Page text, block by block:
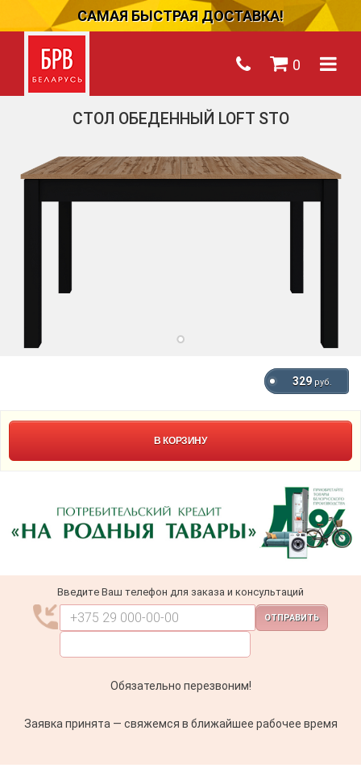
САМАЯ БЫСТРАЯ ДОСТАВКА!
0
СТОЛ ОБЕДЕННЫЙ LOFT STO
329 руб.
В КОРЗИНУ
Введите Ваш телефон для заказа и консультаций
ОТПРАВИТЬ
Обязательно перезвоним!
Заявка принята — свяжемся в ближайшее рабочее время